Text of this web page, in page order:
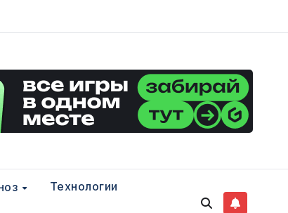
Технологии